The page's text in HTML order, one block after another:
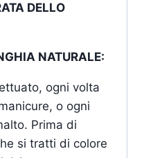
DELLO
NATURALE:
ogni volta
o ogni
Prima di
si tratti di colore